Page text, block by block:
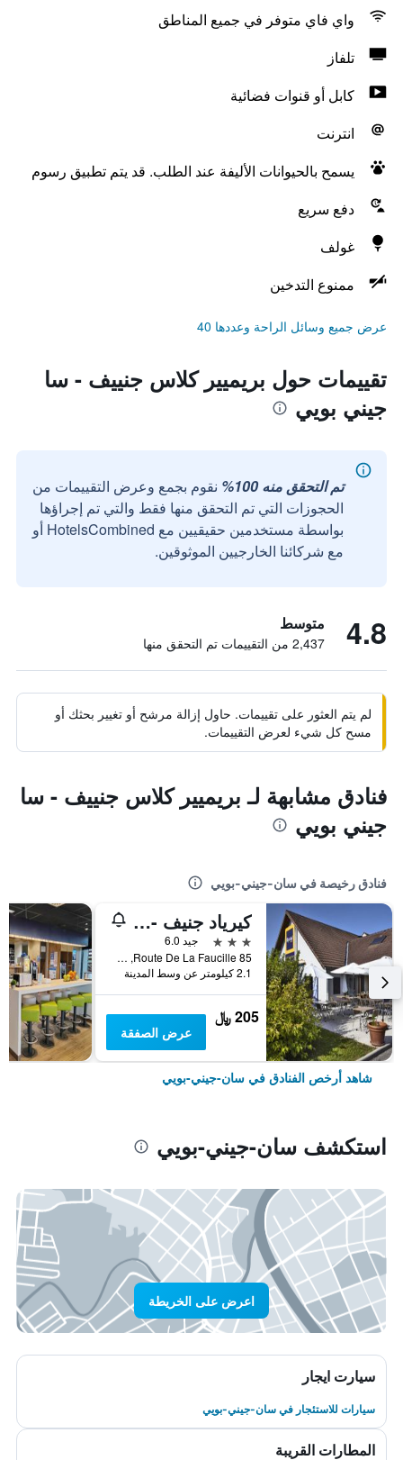
واي فاي متوفر في جميع المناطق
تلفاز
كابل أو قنوات فضائية
انترنت
يسمح بالحيوانات الأليفة عند الطلب. قد يتم تطبيق رسوم
دفع سريع
غولف
ممنوع التدخين
عرض جميع وسائل الراحة وعددها 40
تقييمات حول بريميير كلاس جنييف - سا
جيني بويي
تم التحقق منه 100%
نقوم بجمع وعرض التقييمات من
الحجوزات التي تم التحقق منها فقط والتي تم إجراؤها
بواسطة مستخدمين حقيقيين مع HotelsCombined أو
مع شركائنا الخارجيين الموثوقين.
4.8 متوسط
2,437 من التقييمات تم التحقق منها
لم يتم العثور على تقييمات. حاول إزالة مرشح أو تغيير بحثك أو
مسح كل شيء لعرض التقييمات.
فنادق مشابهة لـ بريميير كلاس جنييف - سا
جيني بويي
فنادق رخيصة في سان-جيني-بويي
كيرياد جنيف - سان جيني بويي
3 نجوم
جيد 6.0
85 Route De La Faucille, سان-جيني-بويي, إقليم اين, فرنسا
2.1 كيلومتر عن وسط المدينة
205 ﷼
عرض الصفقة
شاهد أرخص الفنادق في سان-جيني-بويي
استكشف سان-جيني-بويي
اعرض على الخريطة
سيارت ايجار
سيارات للاستئجار في سان-جيني-بويي
المطارات القريبة